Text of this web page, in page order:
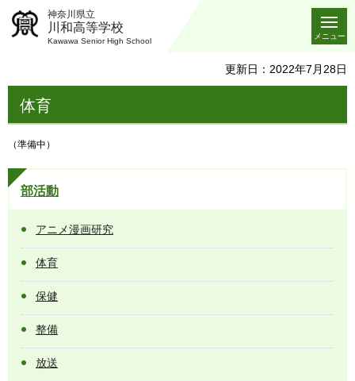
神奈川県立
川和高等学校
Kawawa Senior High School
メニュー
更新日：2022年7月28日
体育
（準備中）
部活動
アニメ漫画研究
体育
保健
整備
放送